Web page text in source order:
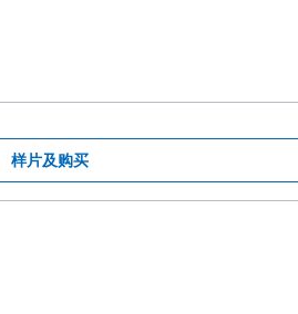
样片及购买